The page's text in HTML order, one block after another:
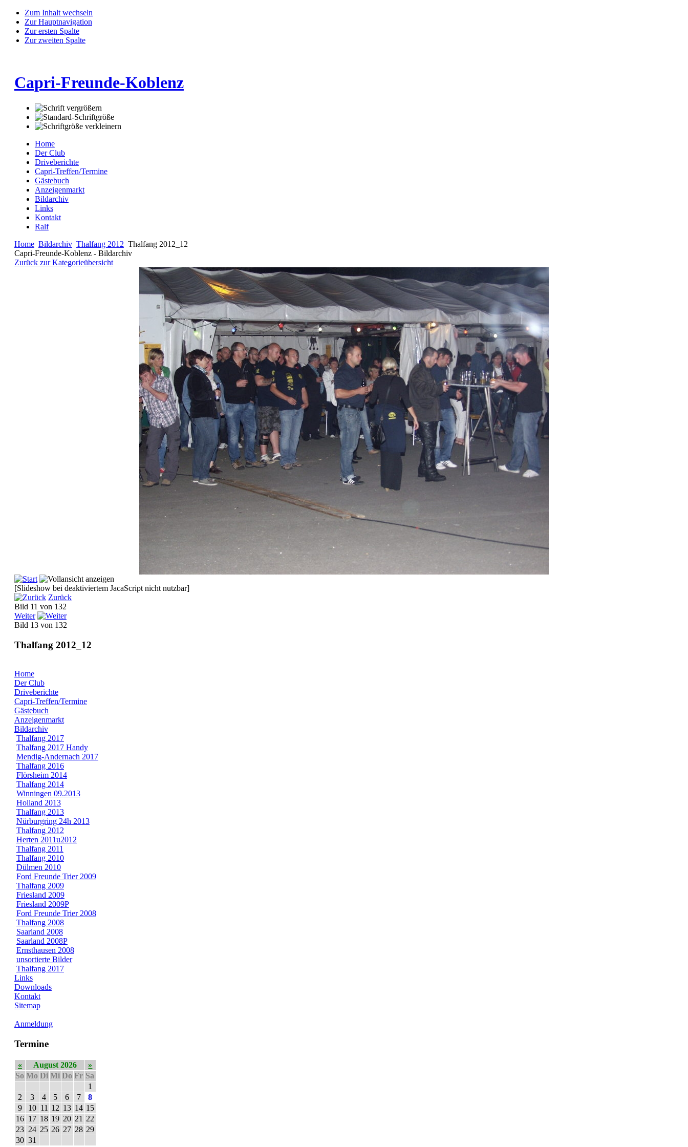
Zum Inhalt wechseln
Zur Hauptnavigation
Zur ersten Spalte
Zur zweiten Spalte
Capri-Freunde-Koblenz
Home
Der Club
Driveberichte
Capri-Treffen/Termine
Gästebuch
Anzeigenmarkt
Bildarchiv
Links
Kontakt
Ralf
Home Bildarchiv Thalfang 2012 Thalfang 2012_12
Capri-Freunde-Koblenz - Bildarchiv
Zurück zur Kategorieübersicht
[Slideshow bei deaktiviertem JacaScript nicht nutzbar]
Zurück
Bild 11 von 132
Weiter
Bild 13 von 132
Thalfang 2012_12
Home
Der Club
Driveberichte
Capri-Treffen/Termine
Gästebuch
Anzeigenmarkt
Bildarchiv
Thalfang 2017
Thalfang 2017 Handy
Mendig-Andernach 2017
Thalfang 2016
Flörsheim 2014
Thalfang 2014
Winningen 09.2013
Holland 2013
Thalfang 2013
Nürburgring 24h 2013
Thalfang 2012
Herten 2011u2012
Thalfang 2011
Thalfang 2010
Dülmen 2010
Ford Freunde Trier 2009
Thalfang 2009
Friesland 2009
Friesland 2009P
Ford Freunde Trier 2008
Thalfang 2008
Saarland 2008
Saarland 2008P
Ernsthausen 2008
unsortierte Bilder
Thalfang 2017
Links
Downloads
Kontakt
Sitemap
Anmeldung
Termine
« August 2026
»
So Mo Di Mi Do Fr Sa
1
2
3 4 5 6 7
8
9
10 11 12 13 14 15
16 17 18 19 20 21 22
23 24 25 26 27 28 29
30 31